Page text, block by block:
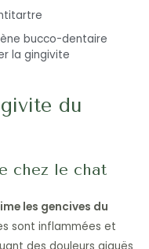
bucco-dentaire
la gingivite
du
chez le chat
les gencives du
sont inflammées et